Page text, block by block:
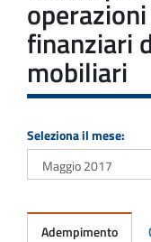
finanziari
mobiliari
Seleziona il mese:
Adempimento